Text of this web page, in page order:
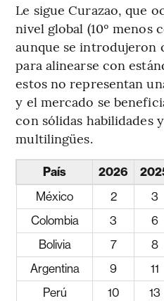
Le sigue Curazao, que
nivel global (10º menos
aunque se introdujeron
para alinearse con
estos no representan
y el mercado se
con sólidas habilidades
multilingües.
País 2026
México
2 3
Colombia
3 6
Bolivia
7 8
Argentina
9 11
Perú
10 13